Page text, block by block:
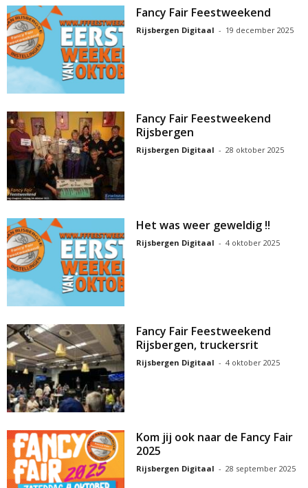
Fancy Fair Feestweekend
Rijsbergen Digitaal - 19 december 2025
Fancy Fair Feestweekend
Rijsbergen
Rijsbergen Digitaal - 28 oktober 2025
Het was weer geweldig !!
Rijsbergen Digitaal - 4 oktober 2025
Fancy Fair Feestweekend
Rijsbergen, truckersrit
Rijsbergen Digitaal - 4 oktober 2025
Kom jij ook naar de Fancy Fair
2025
Rijsbergen Digitaal - 28 september 2025